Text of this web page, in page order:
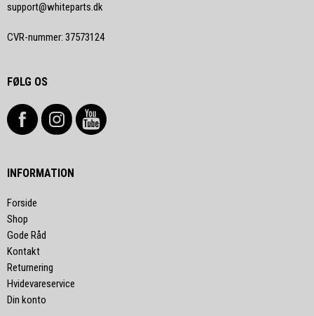
support@whiteparts.dk
CVR-nummer: 37573124
FØLG OS
INFORMATION
Forside
Shop
Gode Råd
Kontakt
Returnering
Hvidevareservice
Din konto